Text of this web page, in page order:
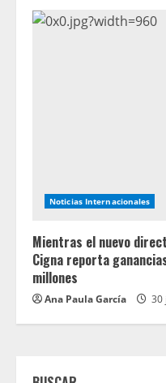
Noticias Internacionales
Mientras el nuevo
Cigna reporta
millones
Ana Paula García 30